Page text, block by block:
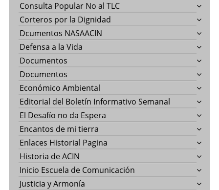
Consulta Popular No al TLC
Corteros por la Dignidad
Dcumentos NASAACIN
Defensa a la Vida
Documentos
Documentos
Económico Ambiental
Editorial del Boletín Informativo Semanal
El Desafío no da Espera
Encantos de mi tierra
Enlaces Historial Pagina
Historia de ACIN
Inicio Escuela de Comunicación
Justicia y Armonía